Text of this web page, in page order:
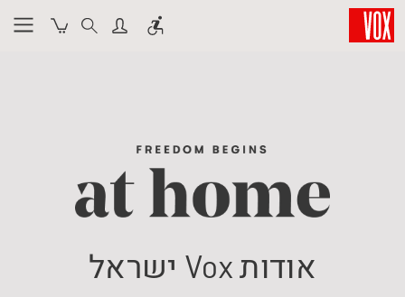
אודות Vox ישראל